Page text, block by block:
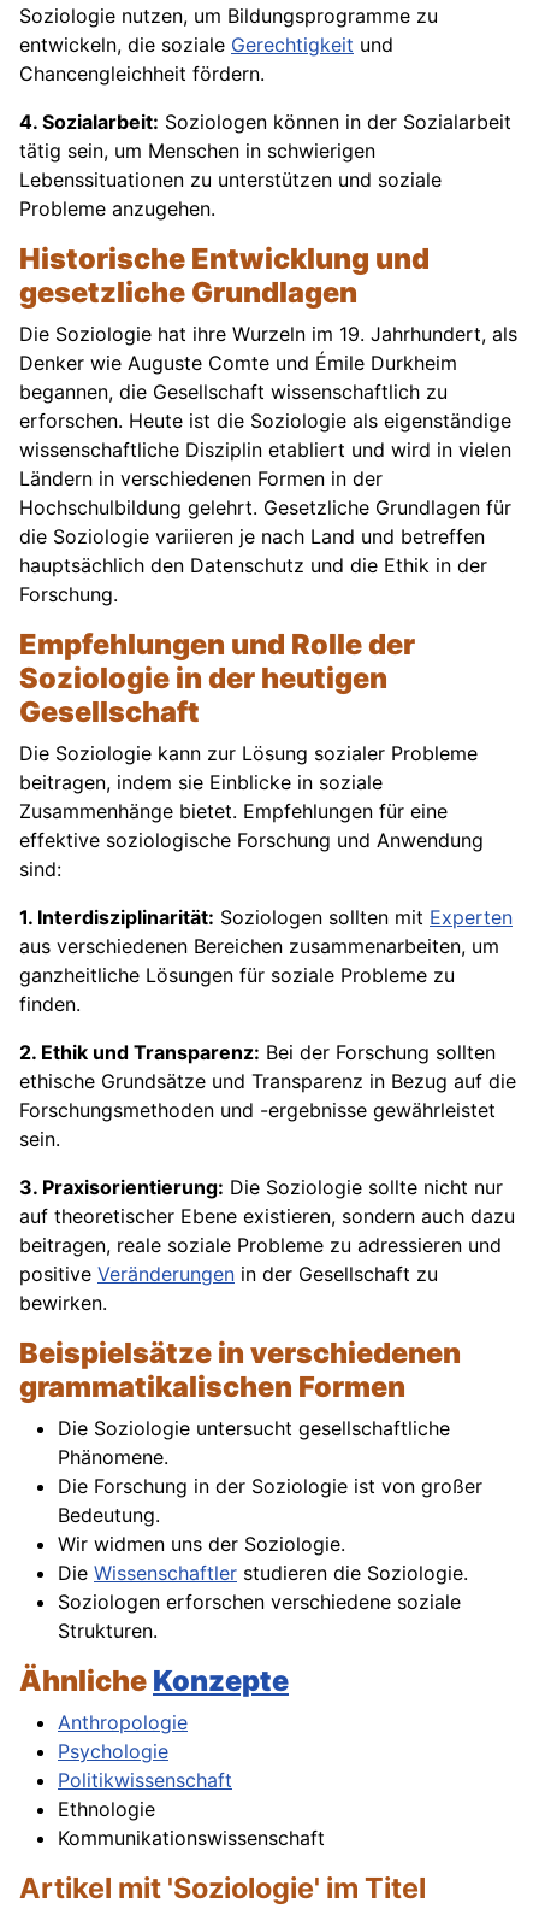
Soziologie nutzen, um Bildungsprogramme zu
entwickeln, die soziale Gerechtigkeit und
Chancengleichheit fördern.
4. Sozialarbeit: Soziologen können in der Sozialarbeit
tätig sein, um Menschen in schwierigen
Lebenssituationen zu unterstützen und soziale
Probleme anzugehen.
Historische Entwicklung und
gesetzliche Grundlagen
Die Soziologie hat ihre Wurzeln im 19. Jahrhundert, als
Denker wie Auguste Comte und Émile Durkheim
begannen, die Gesellschaft wissenschaftlich zu
erforschen. Heute ist die Soziologie als eigenständige
wissenschaftliche Disziplin etabliert und wird in vielen
Ländern in verschiedenen Formen in der
Hochschulbildung gelehrt. Gesetzliche Grundlagen für
die Soziologie variieren je nach Land und betreffen
hauptsächlich den Datenschutz und die Ethik in der
Forschung.
Empfehlungen und Rolle der
Soziologie in der heutigen
Gesellschaft
Die Soziologie kann zur Lösung sozialer Probleme
beitragen, indem sie Einblicke in soziale
Zusammenhänge bietet. Empfehlungen für eine
effektive soziologische Forschung und Anwendung
sind:
1. Interdisziplinarität: Soziologen sollten mit Experten
aus verschiedenen Bereichen zusammenarbeiten, um
ganzheitliche Lösungen für soziale Probleme zu
finden.
2. Ethik und Transparenz: Bei der Forschung sollten
ethische Grundsätze und Transparenz in Bezug auf die
Forschungsmethoden und -ergebnisse gewährleistet
sein.
3. Praxisorientierung: Die Soziologie sollte nicht nur
auf theoretischer Ebene existieren, sondern auch dazu
beitragen, reale soziale Probleme zu adressieren und
positive Veränderungen in der Gesellschaft zu
bewirken.
Beispielsätze in verschiedenen
grammatikalischen Formen
Die Soziologie untersucht gesellschaftliche
Phänomene.
Die Forschung in der Soziologie ist von großer
Bedeutung.
Wir widmen uns der Soziologie.
Die Wissenschaftler studieren die Soziologie.
Soziologen erforschen verschiedene soziale
Strukturen.
Ähnliche Konzepte
Anthropologie
Psychologie
Politikwissenschaft
Ethnologie
Kommunikationswissenschaft
Artikel mit 'Soziologie' im Titel